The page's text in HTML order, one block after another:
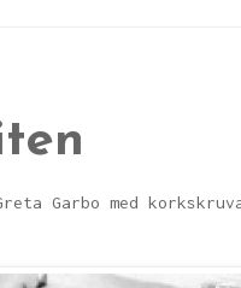
Garbo med